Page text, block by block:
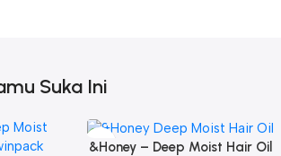
Suka Ini
&Honey – Deep Moist Hair Oil